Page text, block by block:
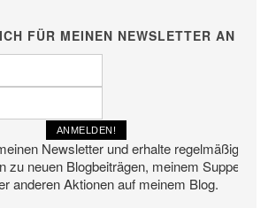
FÜR MEINEN NEWSLETTER AN
Newsletter und erhalte regelmäßig
zu neuen Blogbeiträgen, meinem Supper
anderen Aktionen auf meinem Blog.